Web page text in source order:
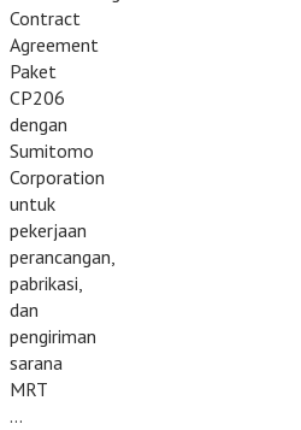
Contract
Agreement
Paket
CP206
dengan
Sumitomo
Corporation
untuk
pekerjaan
perancangan,
pabrikasi,
dan
pengiriman
sarana
MRT
…